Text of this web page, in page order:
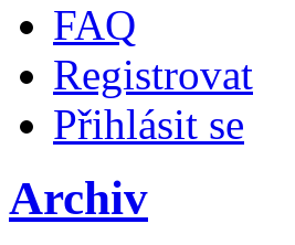
FAQ
Registrovat
Přihlásit se
Archiv